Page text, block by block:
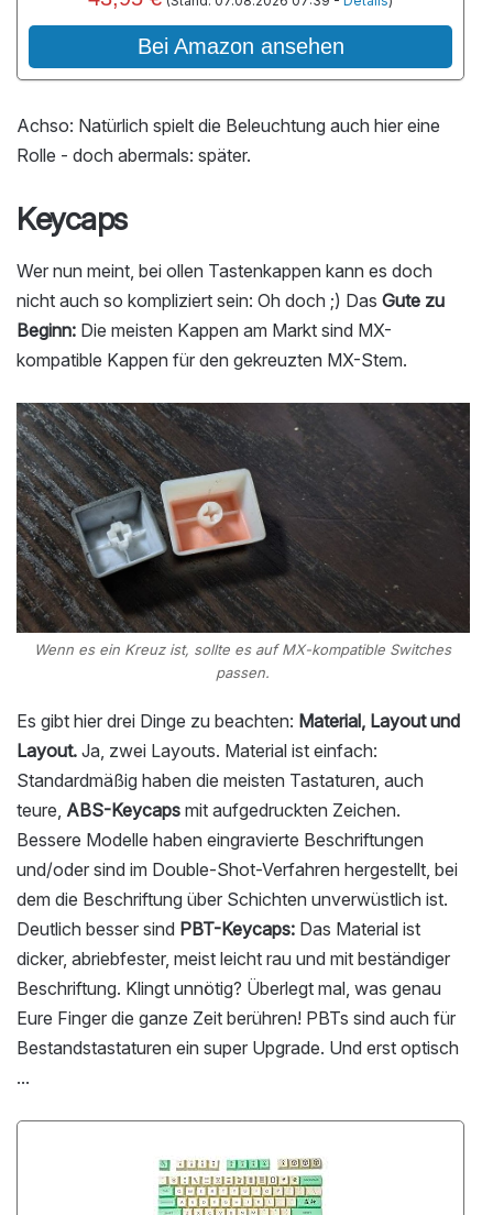
Bei Amazon ansehen
Achso: Natürlich spielt die Beleuchtung auch hier eine
Rolle - doch abermals: später.
Keycaps
Wer nun meint, bei ollen Tastenkappen kann es doch
nicht auch so kompliziert sein: Oh doch ;) Das Gute zu
Beginn: Die meisten Kappen am Markt sind MX-
kompatible Kappen für den gekreuzten MX-Stem.
Wenn es ein Kreuz ist, sollte es auf MX-kompatible Switches
passen.
Es gibt hier drei Dinge zu beachten: Material, Layout und
Layout. Ja, zwei Layouts. Material ist einfach:
Standardmäßig haben die meisten Tastaturen, auch
teure, ABS-Keycaps mit aufgedruckten Zeichen.
Bessere Modelle haben eingravierte Beschriftungen
und/oder sind im Double-Shot-Verfahren hergestellt, bei
dem die Beschriftung über Schichten unverwüstlich ist.
Deutlich besser sind PBT-Keycaps: Das Material ist
dicker, abriebfester, meist leicht rau und mit beständiger
Beschriftung. Klingt unnötig? Überlegt mal, was genau
Eure Finger die ganze Zeit berühren! PBTs sind auch für
Bestandstastaturen ein super Upgrade. Und erst optisch
...